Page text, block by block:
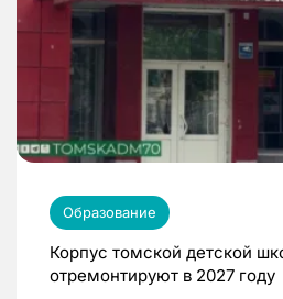
Образование
Корпус томской детской
отремонтируют в 2027 году